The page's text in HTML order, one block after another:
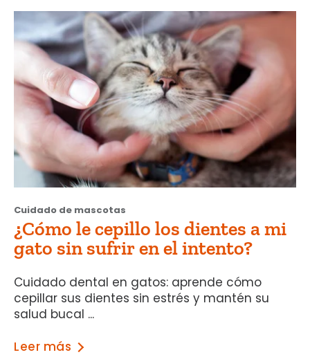
Cuidado de mascotas
¿Cómo le cepillo los dientes a mi
gato sin sufrir en el intento?
Cuidado dental en gatos: aprende cómo
cepillar sus dientes sin estrés y mantén su
salud bucal ...
Leer más